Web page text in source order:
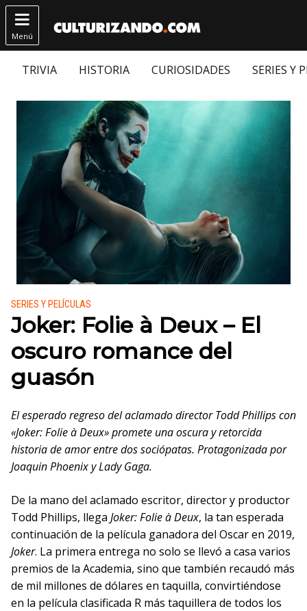

Menú
TRIVIA HISTORIA CURIOSIDADES SERIES Y
Publicado en:
SERIES Y PELÍCULAS
Joker: Folie à Deux – El
oscuro romance del
guasón
El esperado regreso del aclamado director Todd Phillips con
«Joker: Folie à Deux» promete una oscura y retorcida
historia de amor entre dos sociópatas. Protagonizada por
Joaquin Phoenix y Lady Gaga.
De la mano del aclamado escritor, director y productor
Todd Phillips, llega Joker: Folie à Deux, la tan esperada
continuación de la película ganadora del Oscar en 2019,
Joker. La primera entrega no solo se llevó a casa varios
premios de la Academia, sino que también recaudó más
de mil millones de dólares en taquilla, convirtiéndose
en la película clasificada R más taquillera de todos los